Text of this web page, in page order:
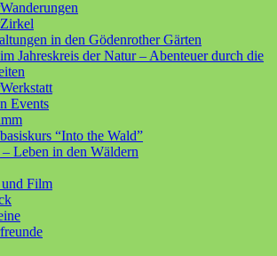
in den Gödenrother Gärten
Jahreskreis der Natur – Abenteuer durch die
Events
“Into the Wald”
Leben in den Wäldern
Film